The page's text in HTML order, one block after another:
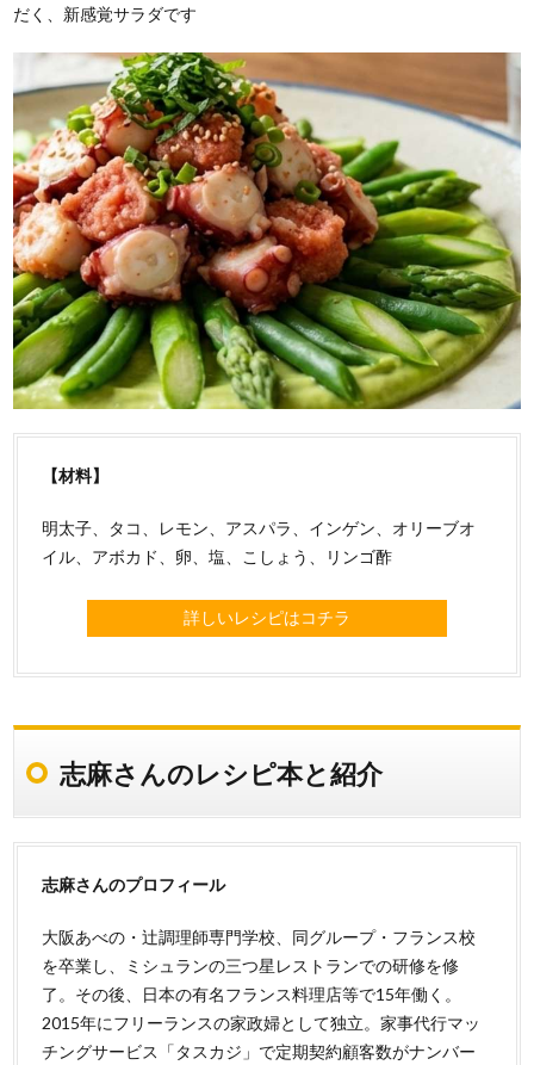
だく、新感覚サラダです
【材料】
明太子、タコ、レモン、アスパラ、インゲン、オリーブオ
イル、アボカド、卵、塩、こしょう、リンゴ酢
詳しいレシピはコチラ
志麻さんのレシピ本と紹介
志麻さんのプロフィール
大阪あべの・辻調理師専門学校、同グループ・フランス校
を卒業し、ミシュランの三つ星レストランでの研修を修
了。その後、日本の有名フランス料理店等で15年働く。
2015年にフリーランスの家政婦として独立。家事代行マッ
チングサービス「タスカジ」で定期契約顧客数がナンバー